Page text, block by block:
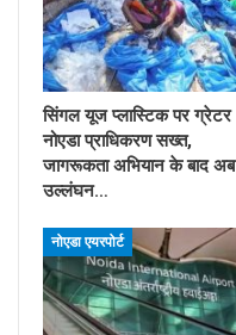
सिंगल यूज प्लास्टिक पर ग्रेटर
नोएडा प्राधिकरण सख्त,
जागरूकता अभियान के बाद अब
उल्लंघन…
नोएडा एयरपोर्ट